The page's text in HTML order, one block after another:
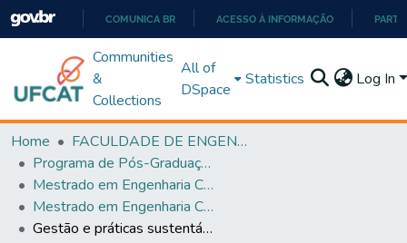
PARA
O
COMUNICA BR ACESSO À INFORMAÇÃO
Communities
&
Collections
All of
DSpace
Statistics Log In
Home
FACULDADE DE ENGENHARIA
Programa de Pós-Graduação em Engenharia Civil (PPGEC)
Mestrado em Engenharia Civil
Mestrado em Engenharia Civil
Gestão e práticas sustentáveis para universidades: proposição de plano de gestão ambiental